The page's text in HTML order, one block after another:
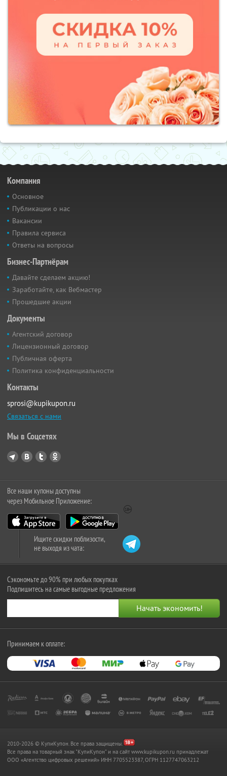
Компания
Основное
Публикации о нас
Вакансии
Правила сервиса
Ответы на вопросы
Бизнес-Партнёрам
Давайте сделаем акцию!
Заработайте, как Вебмастер
Прошедшие акции
Документы
Агентский договор
Лицензионный договор
Публичная оферта
Политика конфиденциальности
Контакты
sprosi@kupikupon.ru
Связаться с нами
Мы в Соцсетях
Все наши купоны доступны
через Мобильное Приложение:
Ищите скидки поблизости,
не выходя из чата:
Сэкономьте до 90% при любых покупках
Подпишитесь на самые выгодные предложения
Принимаем к оплате:
2010-2026 © КупиКупон. Все права защищены.
Все права на товарный знак "КупиКупон" и на сайт www.kupikupon.ru принадлежат
OOO «Агентство цифровых решений» ИНН 7705523387, ОГРН 1127747063212